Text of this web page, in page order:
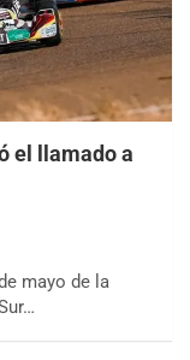
el llamado a
mayo de la